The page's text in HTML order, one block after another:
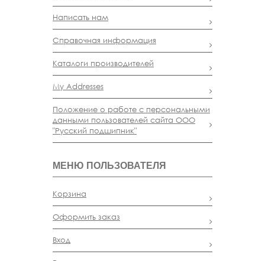
Написать нам
Справочная информация
Каталоги производителей
My Addresses
Положение о работе с персональными
данными пользователей сайта ООО
"Русский подшипник"
МЕНЮ ПОЛЬЗОВАТЕЛЯ
Корзина
Оформить заказ
Вход